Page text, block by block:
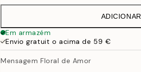
50x70 cm
Em armazém
Envio gratuit o acima de 59 €
Mensagem Floral de Amor